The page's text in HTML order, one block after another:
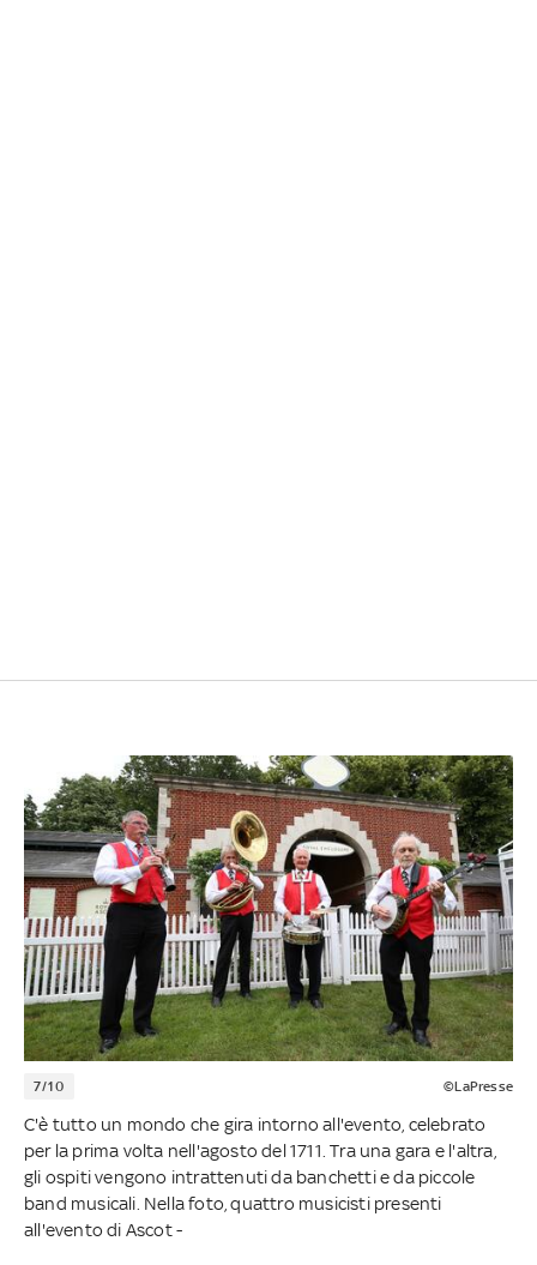
7/10 ©LaPresse
C'è tutto un mondo che gira intorno all'evento, celebrato
per la prima volta nell'agosto del 1711. Tra una gara e l'altra,
gli ospiti vengono intrattenuti da banchetti e da piccole
band musicali. Nella foto, quattro musicisti presenti
all'evento di Ascot -